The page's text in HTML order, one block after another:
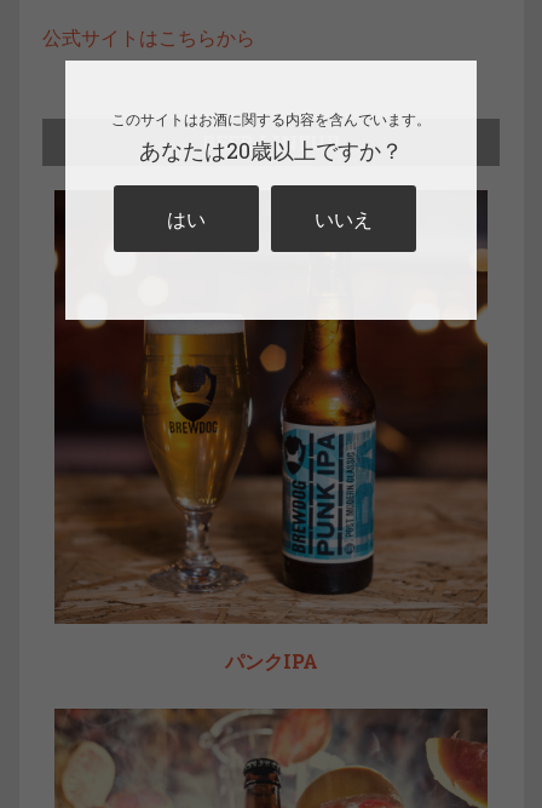
公式サイトはこちらから
BEER LINEUP
パンクIPA
このサイトはお酒に関する内容を含んでいます。
あなたは20歳以上ですか？
はい いいえ